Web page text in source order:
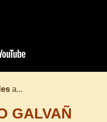
a...
GALVAÑ